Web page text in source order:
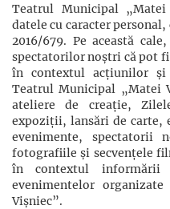
Teatrul Municipal „Matei
datele cu caracter
2016/679. Pe această
spectatorilor noștri că pot
în contextul acţiunilor şi
Teatrul Municipal „Matei
ateliere de creație,
expoziții, lansări de carte,
evenimente, spectatorii
fotografiile și secvențele
în contextul
evenimentelor
Vișniec”.